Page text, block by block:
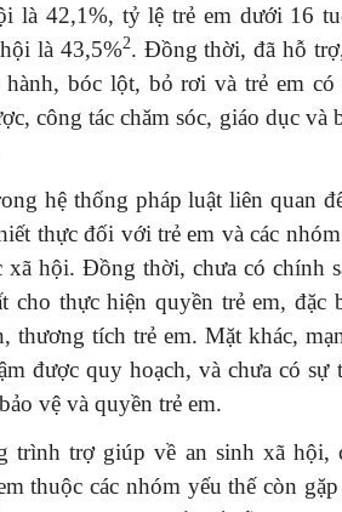
là 42,1%, tỷ lệ trẻ em dưới 16
là 43,5%2. Đồng thời, đã hỗ
bóc lột, bỏ rơi và trẻ em có
công tác chăm sóc, giáo dục và
hệ thống pháp luật liên quan
thực đối với trẻ em và các
hội. Đồng thời, chưa có chính
cho thực hiện quyền trẻ em, đặc
thương tích trẻ em. Mặt khác,
được quy hoạch, và chưa có
vệ và quyền trẻ em.
trình trợ giúp về an sinh xã hội,
thuộc các nhóm yếu thế còn